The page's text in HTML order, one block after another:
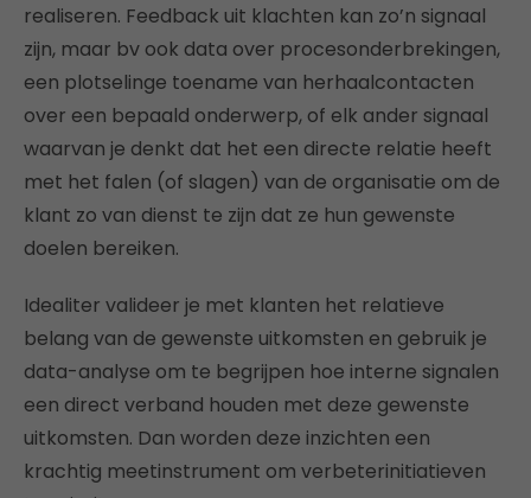
realiseren. Feedback uit klachten kan zo’n signaal
zijn, maar bv ook data over procesonderbrekingen,
een plotselinge toename van herhaalcontacten
over een bepaald onderwerp, of elk ander signaal
waarvan je denkt dat het een directe relatie heeft
met het falen (of slagen) van de organisatie om de
klant zo van dienst te zijn dat ze hun gewenste
doelen bereiken.
Idealiter valideer je met klanten het relatieve
belang van de gewenste uitkomsten en gebruik je
data-analyse om te begrijpen hoe interne signalen
een direct verband houden met deze gewenste
uitkomsten. Dan worden deze inzichten een
krachtig meetinstrument om verbeterinitiatieven